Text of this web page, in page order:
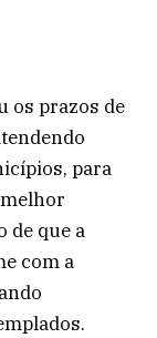
os prazos de
para
de que a
com a